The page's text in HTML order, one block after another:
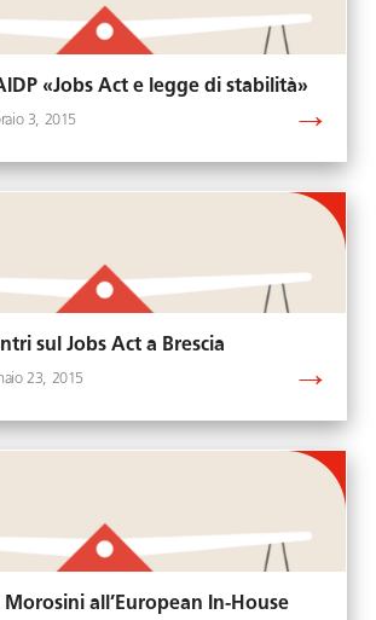
«Jobs Act e legge di stabilità»
3, 2015
sul Jobs Act a Brescia
23, 2015
all’European In-House